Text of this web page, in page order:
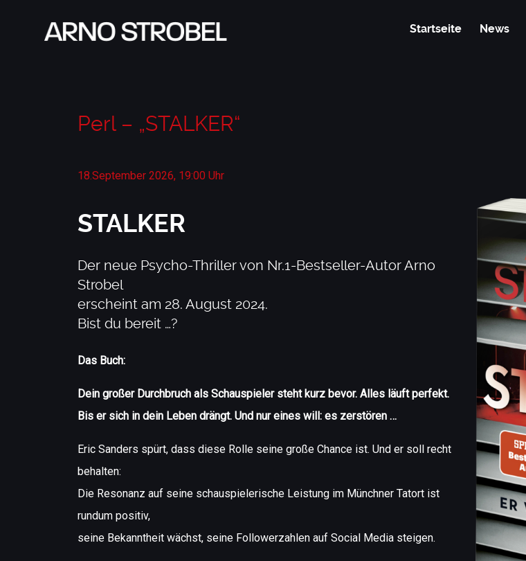
Startseite News
Perl – „STALKER“
18.September 2026, 19:00 Uhr
STALKER
Der neue Psycho-Thriller von Nr.1-Bestseller-Autor Arno
Strobel
erscheint am 28. August 2024.
Bist du bereit …?
Das Buch:
Dein großer Durchbruch als Schauspieler steht kurz bevor. Alles läuft perfekt.
Bis er sich in dein Leben drängt. Und nur eines will: es zerstören …
Eric Sanders spürt, dass diese Rolle seine große Chance ist. Und er soll recht
behalten:
Die Resonanz auf seine schauspielerische Leistung im Münchner Tatort ist
rundum positiv,
seine Bekanntheit wächst, seine Followerzahlen auf Social Media steigen.